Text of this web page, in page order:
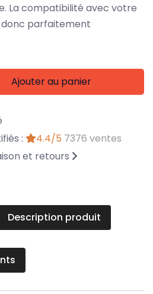
La compatibilité avec votre
donc parfaitement
Ajouter au panier
:
4.4/5 7376 ventes
et retours
Description produit